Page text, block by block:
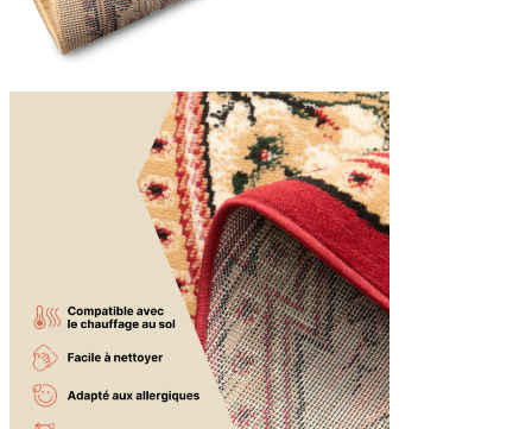
Nous utilisons des cookies
Nous partageons également
partenaires peuvent combiner
utilisation de leurs services.
Indispensables
Les cookies indispensables
ne stockent aucune donnée
Préférences
Les cookies liés aux
comme votre langue préférée